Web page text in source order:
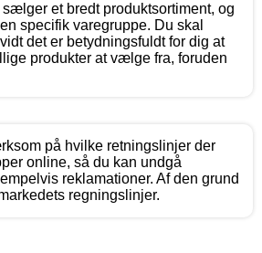
et bredt produktsortiment, og
specifik varegruppe. Du skal
det er betydningsfuldt for dig at
produkter at vælge fra, foruden
på hvilke retningslinjer der
online, så du kan undgå
reklamationer. Af den grund
regningslinjer.